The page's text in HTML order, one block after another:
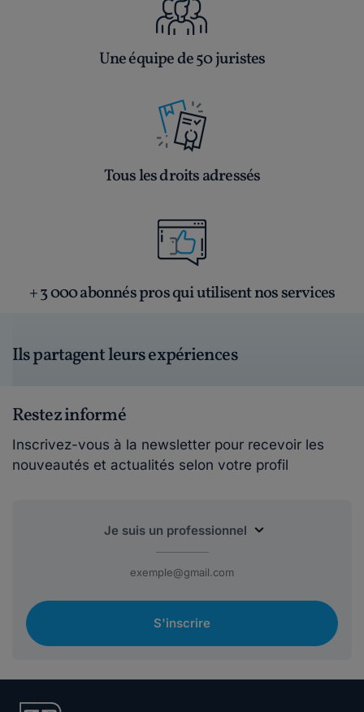
Une équipe de 50 juristes
Tous les droits adressés
+ 3 000 abonnés pros qui utilisent nos services
Ils partagent leurs expériences
Restez informé
Inscrivez-vous à la newsletter pour recevoir les
nouveautés et actualités selon votre profil
S'inscrire